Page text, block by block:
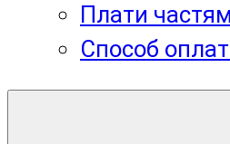
Плати
Способ